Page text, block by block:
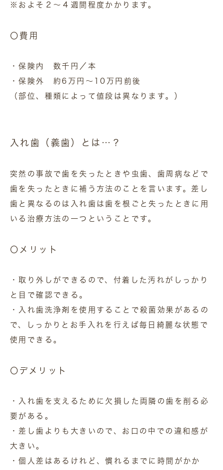
※およそ２～４週間程度かかります。
〇費用
・保険内 数千円／本
・保険外 約6万円～10万円前後
（部位、種類によって値段は異なります。）
入れ歯（義歯）とは…？
突然の事故で歯を失ったときや虫歯、歯周病などで
歯を失ったときに補う方法のことを言います。差し
歯と異なるのは入れ歯は歯を根ごと失ったときに用
いる治療方法の一つということです。
〇メリット
・取り外しができるので、付着した汚れがしっかり
と目で確認できる。
・入れ歯洗浄剤を使用することで殺菌効果があるの
で、しっかりとお手入れを行えば毎日綺麗な状態で
使用できる。
〇デメリット
・入れ歯を支えるために欠損した両隣の歯を削る必
要がある。
・差し歯よりも大きいので、お口の中での違和感が
大きい。
・個人差はあるけれど、慣れるまでに時間がかか